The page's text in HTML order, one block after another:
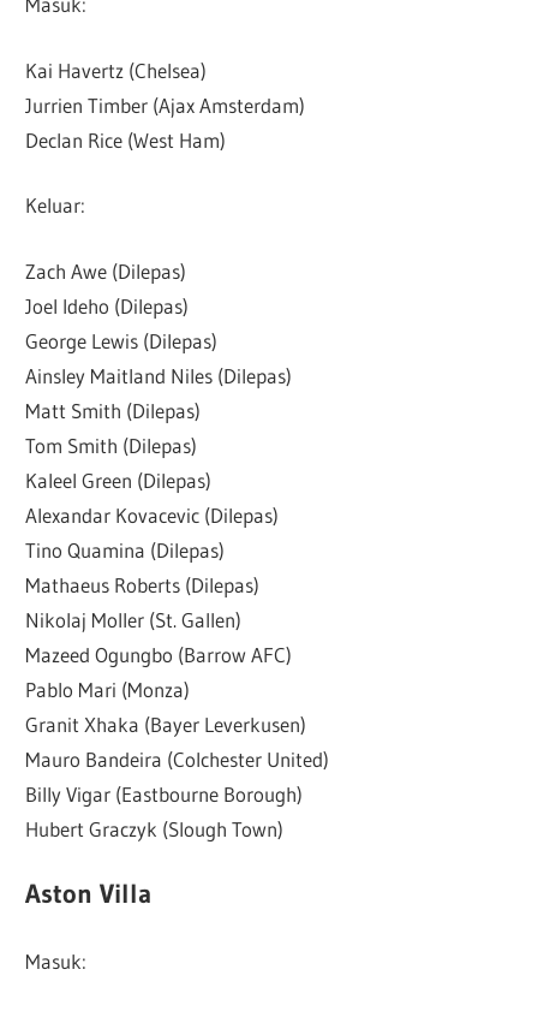
Kai Havertz (Chelsea)
Jurrien Timber (Ajax Amsterdam)
Declan Rice (West Ham)
Keluar:
Zach Awe (Dilepas)
Joel Ideho (Dilepas)
George Lewis (Dilepas)
Ainsley Maitland Niles (Dilepas)
Matt Smith (Dilepas)
Tom Smith (Dilepas)
Kaleel Green (Dilepas)
Alexandar Kovacevic (Dilepas)
Tino Quamina (Dilepas)
Mathaeus Roberts (Dilepas)
Nikolaj Moller (St. Gallen)
Mazeed Ogungbo (Barrow AFC)
Pablo Mari (Monza)
Granit Xhaka (Bayer Leverkusen)
Mauro Bandeira (Colchester United)
Billy Vigar (Eastbourne Borough)
Hubert Graczyk (Slough Town)
Aston Villa
Masuk: